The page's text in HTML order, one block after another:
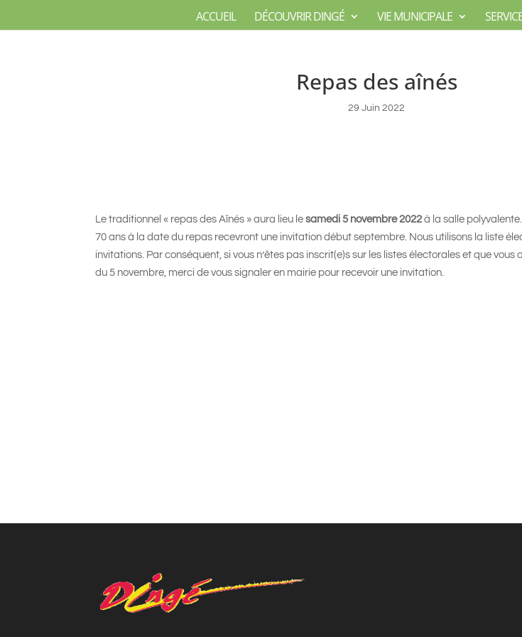
ACCUEIL DÉCOUVRIR DINGÉ VIE MUNICIPALE
Repas des aînés
29 Juin 2022
Le traditionnel « repas des Aînés » aura lieu lesamedi 5 novembre 2022à la salle
70 ans à la date du repas recevront une invitation début septembre. Nous utilisons la liste
invitations. Par conséquent, si vous n’êtes pas inscrit(e)s sur les listes électorales et que vous
du 5 novembre, merci de vous signaler en mairie pour recevoir une invitation.